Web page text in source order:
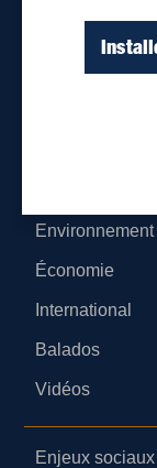
Parutions
Environnement
Économie
International
Balados
Vidéos
Enjeux sociaux